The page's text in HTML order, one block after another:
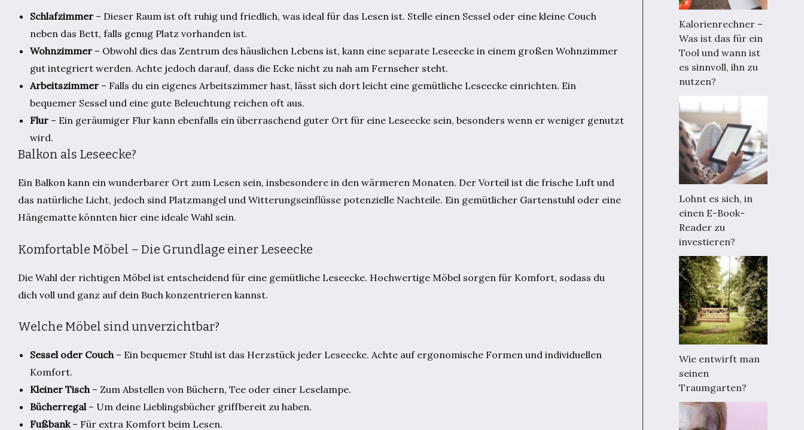
Schlafzimmer – Dieser Raum ist oft ruhig und friedlich, was ideal für das Lesen ist. Stelle einen Sessel oder eine kleine Couch
neben das Bett, falls genug Platz vorhanden ist.
Wohnzimmer – Obwohl dies das Zentrum des häuslichen Lebens ist, kann eine separate Leseecke in einem großen Wohnzimmer
gut integriert werden. Achte jedoch darauf, dass die Ecke nicht zu nah am Fernseher steht.
Arbeitszimmer – Falls du ein eigenes Arbeitszimmer hast, lässt sich dort leicht eine gemütliche Leseecke einrichten. Ein
bequemer Sessel und eine gute Beleuchtung reichen oft aus.
Flur – Ein geräumiger Flur kann ebenfalls ein überraschend guter Ort für eine Leseecke sein, besonders wenn er weniger genutzt
wird.
Balkon als Leseecke?
Ein Balkon kann ein wunderbarer Ort zum Lesen sein, insbesondere in den wärmeren Monaten. Der Vorteil ist die frische Luft und
das natürliche Licht, jedoch sind Platzmangel und Witterungseinflüsse potenzielle Nachteile. Ein gemütlicher Gartenstuhl oder eine
Hängematte könnten hier eine ideale Wahl sein.
Komfortable Möbel – Die Grundlage einer Leseecke
Die Wahl der richtigen Möbel ist entscheidend für eine gemütliche Leseecke. Hochwertige Möbel sorgen für Komfort, sodass du
dich voll und ganz auf dein Buch konzentrieren kannst.
Welche Möbel sind unverzichtbar?
Sessel oder Couch– Ein bequemer Stuhl ist das Herzstück jeder Leseecke. Achte auf ergonomische Formen und individuellen
Komfort.
Kleiner Tisch– Zum Abstellen von Büchern, Tee oder einer Leselampe.
Bücherregal– Um deine Lieblingsbücher griffbereit zu haben.
Fußbank– Für extra Komfort beim Lesen.
Kalorienrechner –
Was ist das für ein
Tool und wann ist
es sinnvoll, ihn zu
nutzen?
Lohnt es sich, in
einen E-Book-
Reader zu
investieren?
Wie entwirft man
seinen
Traumgarten?